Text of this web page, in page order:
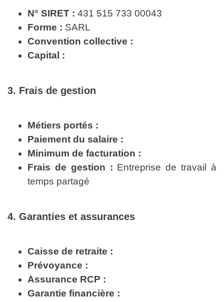
N° SIRET : 431 515 733 00043
Forme : SARL
Convention collective :
Capital :
3. Frais de gestion
Métiers portés :
Paiement du salaire :
Minimum de facturation :
Frais de gestion : Entreprise de travail à
temps partagé
4. Garanties et assurances
Caisse de retraite :
Prévoyance :
Assurance RCP :
Garantie financière :